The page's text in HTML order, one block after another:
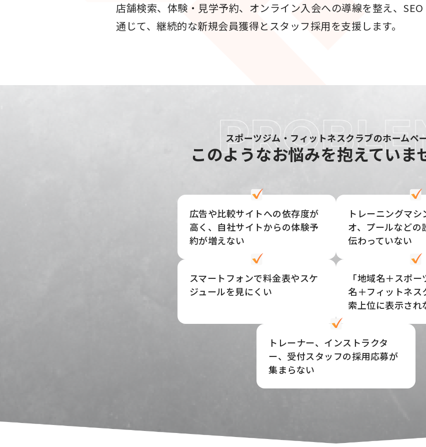
店舗検索、体験・見学予約、オンライン入会への導線を整え、
通じて、継続的な新規会員獲得とスタッフ採用を支援します。
スポーツジム・フィットネスクラブのホームペ
このようなお悩みを抱えていま
広告や比較サイトへの依存度が
高く、自社サイトからの体験予
約が増えない
トレーニングマシ
オ、プールなどの
伝わっていない
スマートフォンで料金表やスケ
ジュールを見にくい
「地域名＋スポ
名＋フィットネス
索上位に表示され
トレーナー、インストラクタ
ー、受付スタッフの採用応募が
集まらない